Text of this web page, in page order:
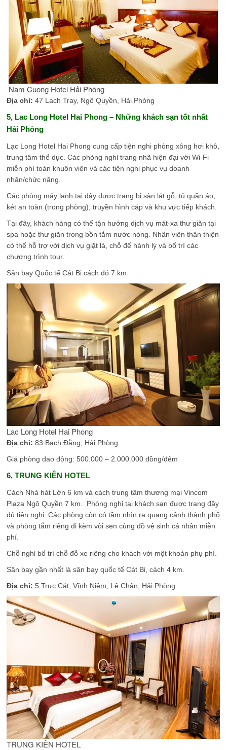
Nam Cuong Hotel Hải Phòng
Địa chỉ:47 Lach Tray, Ngô Quyền, Hải Phòng
5, Lac Long Hotel Hai Phong – Những khách sạn tốt nhất
Hải Phòng
Lạc Long Hotel Hai Phong cung cấp tiện nghi phòng xông hơi khô,
trung tâm thể dục. Các phòng nghỉ trang nhã hiện đại với Wi-Fi
miễn phí toàn khuôn viên và các tiện nghi phục vụ doanh
nhân/chức năng.
Các phòng máy lạnh tại đây được trang bị sàn lát gỗ, tủ quần áo,
két an toàn (trong phòng), truyền hình cáp và khu vực tiếp khách.
Tại đây, khách hàng có thể tận hưởng dịch vụ mát-xa thư giãn tại
spa hoặc thư giãn trong bồn tắm nước nóng. Nhân viên thân thiện
có thể hỗ trợ với dịch vụ giặt là, chỗ để hành lý và bố trí các
chương trình tour.
Sân bay Quốc tế Cát Bi cách đó 7 km.
Lac Long Hotel Hai Phong
Địa chỉ: 83 Bạch Đằng, Hải Phòng
Giá phòng dao động: 500.000 – 2.000.000 đồng/đêm
6, TRUNG KIÊN HOTEL
Cách Nhà hát Lớn 6 km và cách trung tâm thương mại Vincom
Plaza Ngô Quyền 7 km. Phòng nghỉ tại khách sạn được trang đầy
đủ tiện nghi. Các phòng còn có tầm nhìn ra quang cảnh thành phố
và phòng tắm riêng đi kèm vòi sen cùng đồ vệ sinh cá nhân miễn
phí.
Chỗ nghỉ bố trí chỗ đỗ xe riêng cho khách với một khoản phụ phí.
Sân bay gần nhất là sân bay quốc tế Cát Bi, cách 4 km.
Địa chỉ:5 Trực Cát, Vĩnh Niệm, Lê Chân, Hải Phòng
TRUNG KIÊN HOTEL